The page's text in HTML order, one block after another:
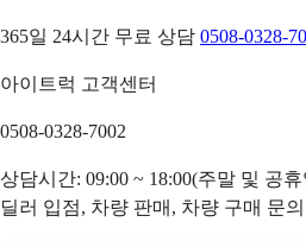
365일 24시간 무료 상담 0508-0328-
아이트럭 고객센터
0508-0328-7002
상담시간: 09:00 ~ 18:00(주말 및 공
딜러 입점, 차량 판매, 차량 구매 문